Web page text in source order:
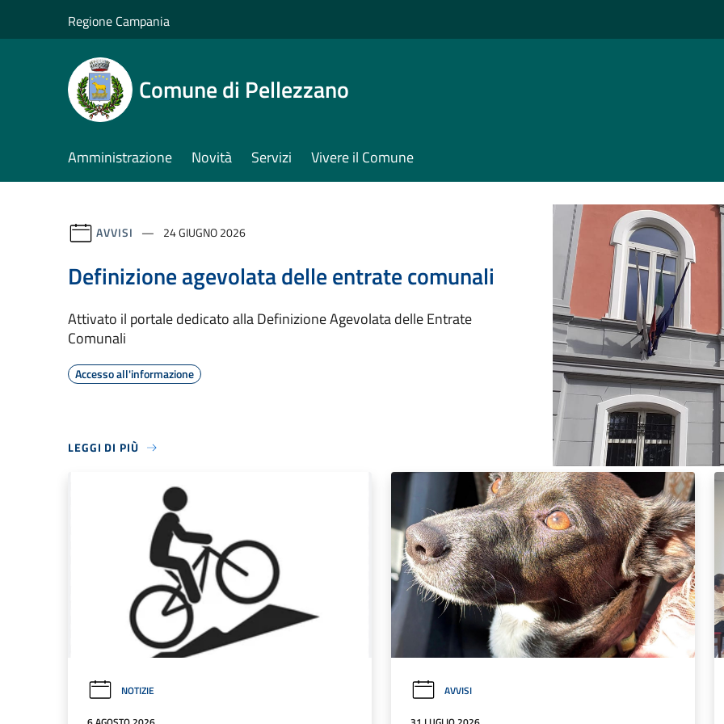
Regione Campania
Comune di Pellezzano
Amministrazione Novità Servizi Vivere il Comune
AVVISI 24 GIUGNO 2026
Definizione agevolata delle entrate comunali
Attivato il portale dedicato alla Definizione Agevolata delle Entrate
Comunali
Accesso all'informazione
LEGGI DI PIÙ
NOTIZIE AVVISI